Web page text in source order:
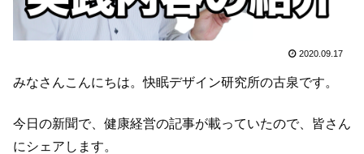
2020.09.17
みなさんこんにちは。快眠デザイン研究所の古泉です。
今日の新聞で、健康経営の記事が載っていたので、皆さん
にシェアします。